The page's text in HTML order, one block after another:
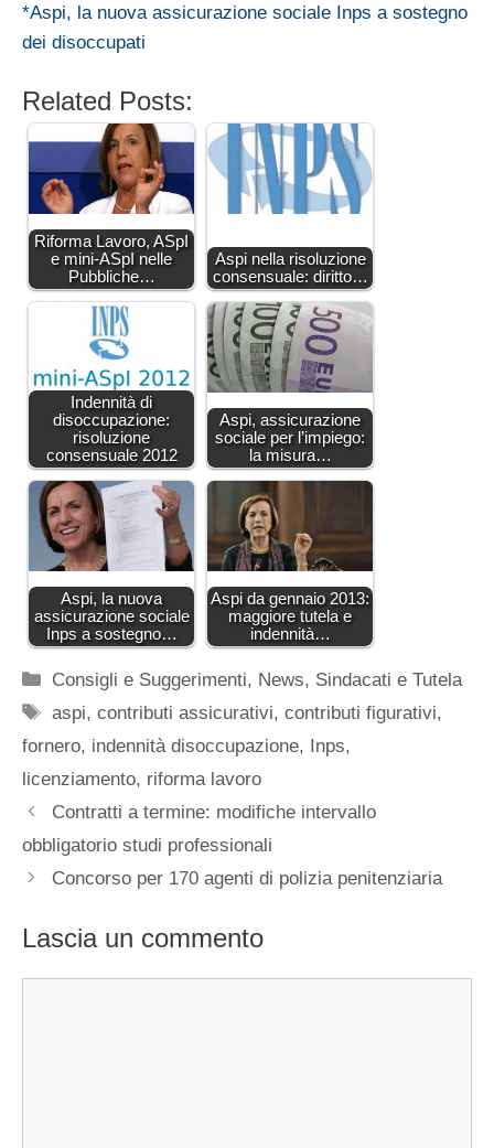
*Aspi, la nuova assicurazione sociale Inps a sostegno
dei disoccupati
Related Posts:
Riforma Lavoro, ASpI
e mini-ASpI nelle
Pubbliche…
Aspi nella risoluzione
consensuale: diritto…
Indennità di
disoccupazione:
risoluzione
consensuale 2012
Aspi, assicurazione
sociale per l’impiego:
la misura…
Aspi, la nuova
assicurazione sociale
Inps a sostegno…
Aspi da gennaio 2013:
maggiore tutela e
indennità…
Categorie
Consigli e Suggerimenti, News, Sindacati e Tutela
Tag
aspi,contributi assicurativi,contributi figurativi,
fornero, indennità disoccupazione, Inps,
licenziamento, riforma lavoro
Contratti a termine: modifiche intervallo
obbligatorio studi professionali
Concorso per 170 agenti di polizia penitenziaria
Lascia un commento